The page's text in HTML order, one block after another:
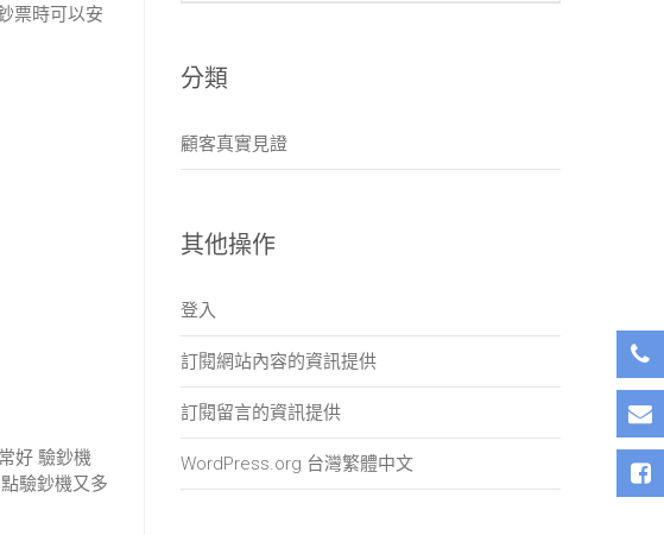
票時可以安
好 驗鈔機
驗鈔機又多
分類
顧客真實見證
其他操作
登入
訂閱網站內容的資訊提供
訂閱留言的資訊提供
WordPress.org 台灣繁體中文